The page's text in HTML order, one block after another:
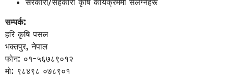
सरकारी/सहकारी कृषि कार्यक्रममा संलग्नहरू
सम्पर्क:
हरि कृषि पसल
भक्तपुर, नेपाल
फोन: ०१-५६७८९०१२
मो: ९८४९८ ०७८९०१